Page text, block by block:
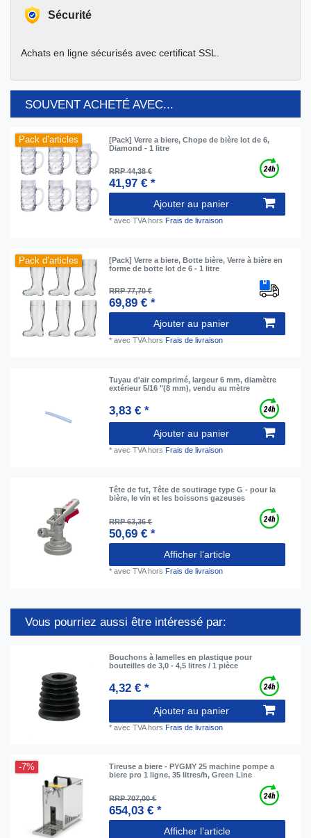
Sécurité
Achats en ligne sécurisés avec certificat SSL.
SOUVENT ACHETÉ AVEC...
Pack d’articles
[Pack] Verre a biere, Chope de bière lot de 6,
Diamond - 1 litre
RRP 44,38 €
41,97 € *
Ajouter au panier
*avec TVAhors Frais de livraison
Pack d’articles
[Pack] Verre a biere, Botte bière, Verre à bière en
forme de botte lot de 6 - 1 litre
RRP 77,70 €
69,89 € *
Ajouter au panier
*avec TVAhors Frais de livraison
Tuyau d'air comprimé, largeur 6 mm, diamètre
extérieur 5/16 "(8 mm), vendu au mètre
3,83 € *
Ajouter au panier
*avec TVAhors Frais de livraison
Tête de fut, Tête de soutirage type G - pour la
bière, le vin et les boissons gazeuses
RRP 63,36 €
50,69 € *
Afficher l’article
*avec TVAhors Frais de livraison
Vous pourriez aussi être intéressé par:
Bouchons à lamelles en plastique pour
bouteilles de 3,0 - 4,5 litres / 1 pièce
4,32 € *
Ajouter au panier
*avec TVAhors Frais de livraison
-7%
Tireuse a biere - PYGMY 25 machine pompe a
biere pro 1 ligne, 35 litres/h, Green Line
RRP 707,00 €
654,03 € *
Afficher l’article